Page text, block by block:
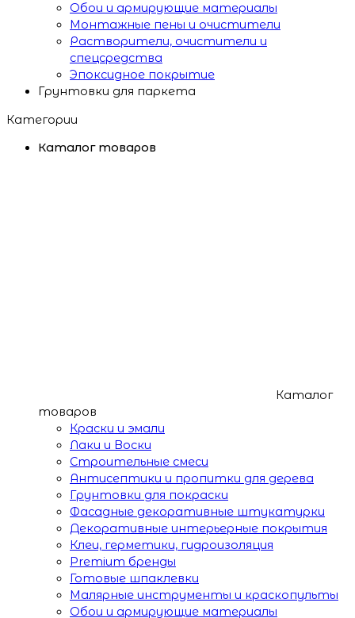
Обои и армирующие материалы
Монтажные пены и очистители
Растворители, очистители и
спецсредства
Эпоксидное покрытие
Грунтовки для паркета
Категории
Каталог товаров
Каталог
товаров
Краски и эмали
Лаки и Воски
Строительные смеси
Антисептики и пропитки для дерева
Грунтовки для покраски
Фасадные декоративные штукатурки
Декоративные интерьерные покрытия
Клеи, герметики, гидроизоляция
Premium бренды
Готовые шпаклевки
Малярные инструменты и краскопульты
Обои и армирующие материалы